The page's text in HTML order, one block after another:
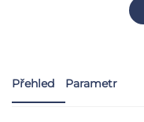
Přehled Parametr